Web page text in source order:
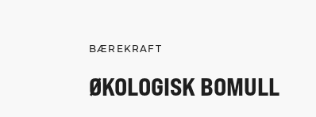
BÆREKRAFT
ØKOLOGISK BOMULL